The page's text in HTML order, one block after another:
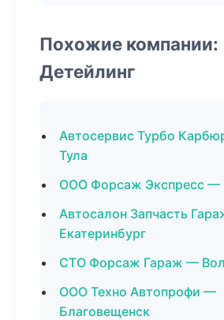
Похожие компании:
Детейлинг
Автосервис Турбо
Тула
ООО Форсаж Экспресс —
Автосалон Запчасть
Екатеринбург
СТО Форсаж Гараж —
ООО Техно Автопрофи —
Благовещенск